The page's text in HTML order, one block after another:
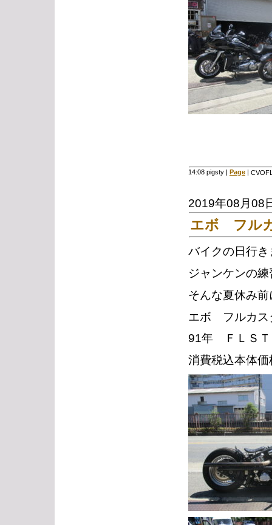
14:08 pigsty Page
2019年08月08
エボ フル
バイクの日行
ジャンケンの
そんな夏休み
エボ フルカス
91年 ＦＬＳＴ
消費税込本体